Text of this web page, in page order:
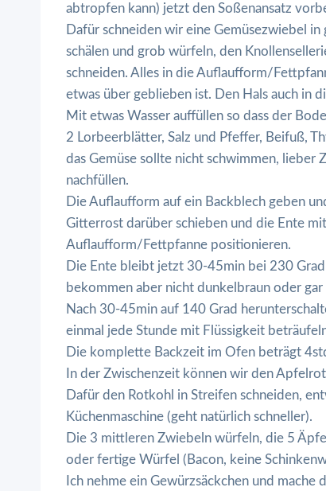
abtropfen kann) jetzt den Soßenansatz
Dafür schneiden wir eine Gemüsezwiebel
schälen und grob würfeln, den
schneiden. Alles in die Auflaufform/
etwas über geblieben ist. Den Hals auch in
Mit etwas Wasser auffüllen so dass der
2 Lorbeerblätter, Salz und Pfeffer, Beifuß,
das Gemüse sollte nicht schwimmen, lieber
nachfüllen.
Die Auflaufform auf ein Backblech geben
Gitterrost darüber schieben und die Ente
Auflaufform/Fettpfanne positionieren.
Die Ente bleibt jetzt 30-45min bei 230
bekommen aber nicht dunkelbraun oder gar
Nach 30-45min auf 140 Grad
einmal jede Stunde mit Flüssigkeit
Die komplette Backzeit im Ofen beträgt
In der Zwischenzeit können wir den
Dafür den Rotkohl in Streifen schneiden,
Küchenmaschine (geht natürlich schneller).
Die 3 mittleren Zwiebeln würfeln, die 5
oder fertige Würfel (Bacon, keine
Ich nehme ein Gewürzsäckchen und